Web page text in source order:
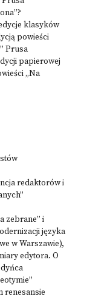
klasyków
powieści
Prusa
papierowej
„Na
redaktorów i
zebrane” i
języka
w Warszawie),
edytora. O
renesansie